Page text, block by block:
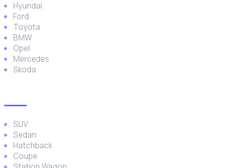
Hyundai
Ford
Toyota
BMW
Opel
Mercedes
Skoda
SUV
Sedan
Hatchback
Coupe